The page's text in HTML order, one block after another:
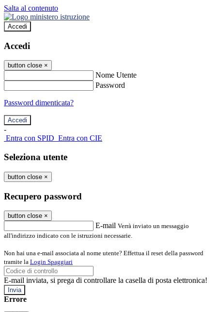
Salta al contenuto
Accedi
Accedi
button close ×
Nome Utente
Password
Password dimenticata?
-
Entra con SPID Entra con CIE
Seleziona utente
button close ×
Recupero password
button close ×
E-mail Verrà inviato un messaggio
all'indirizzo indicato con le istruzioni necessarie.
Non hai una e-mail associata al nome utente? Effettua il reset della password
tramite la Login Spaggiari
E-mail inviata, si prega di controllare la casella di posta elettronica!
Errore